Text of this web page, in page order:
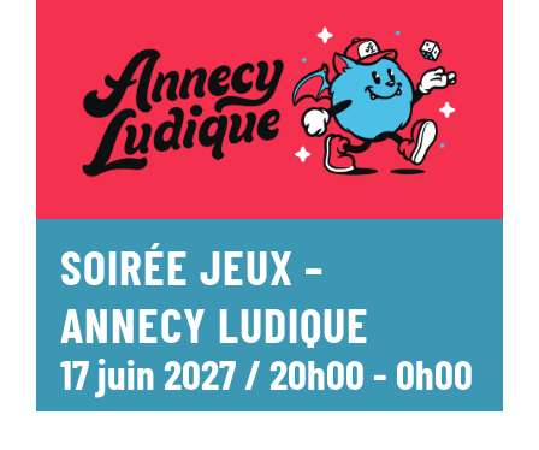
SOIRÉE JEUX –
ANNECY LUDIQUE
17 juin 2027 / 20h00- 0h00